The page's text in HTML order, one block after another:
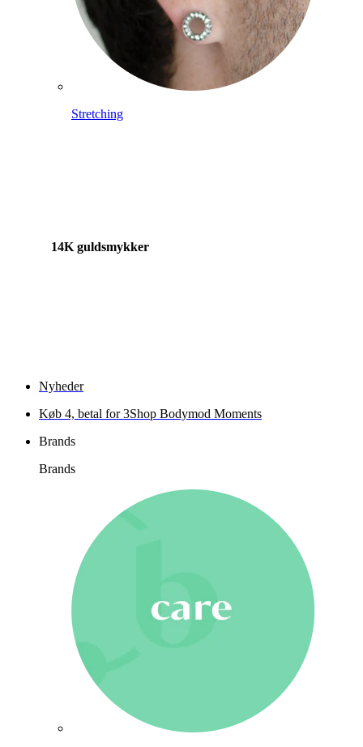
Stretching
14K guldsmykker
Nyheder
Køb 4, betal for 3Shop Bodymod Moments
Brands
Brands